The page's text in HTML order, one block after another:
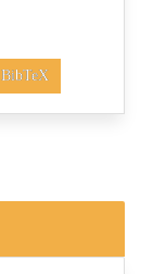
BibTeX